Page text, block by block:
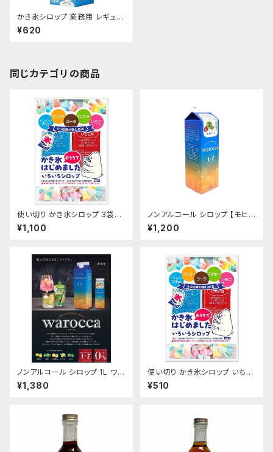
かき氷シロップ 業務用 レギュラ
ー・タイプ1000mL ハニー製
紙パック
¥620
同じカテゴリの商品
使い切り かき氷シロップ 3袋セ
ット いちご ハワイアンブルー マ
ンゴー マスカット コーラ 35mL
¥1,100
ノンアルコール シロップ 【モヒ
ート】 1L ワロッカ warocca ハ
ニー製 希釈飲料 大人のかき氷
¥1,200
ノンアルコール シロップ 1L ワロ
ッカ warocca ハニー製 希釈飲
料 大人のかき氷シロップ
¥1,380
使い切り かき氷シロップ いちご
ハワイアンブルー マンゴー マス
カット コーラ 35mL各1袋5種類
¥510